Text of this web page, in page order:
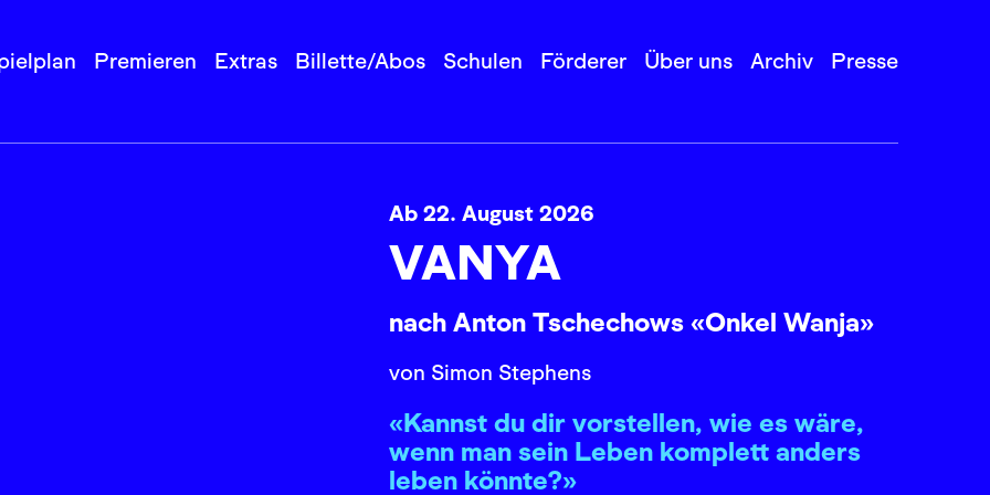
Premieren Extras Billette/Abos Schulen Förderer Über uns Archiv Presse
Ab 22. August 2026
VANYA
nach Anton Tschechows «Onkel Wanja»
von Simon Stephens
«Kannst du dir vorstellen, wie es wäre,
wenn man sein Leben komplett anders
leben könnte?»